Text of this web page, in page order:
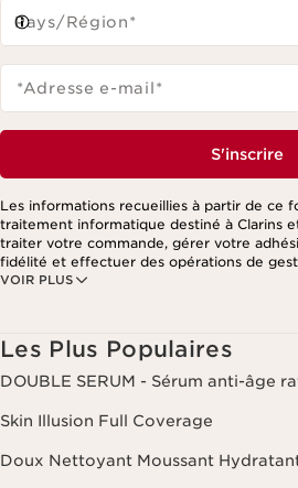
Pays/Région*
*Adresse e-mail*
S'inscrire
VOIR PLUS
Les informations recueillies à partir de ce
traitement informatique destiné à Clarins
traiter votre commande, gérer votre
fidélité et effectuer des opérations de
notamment pour vous adresser des offres
Les Plus Populaires
DOUBLE SERUM - Sérum anti-âge
Skin Illusion Full Coverage
Doux Nettoyant Moussant